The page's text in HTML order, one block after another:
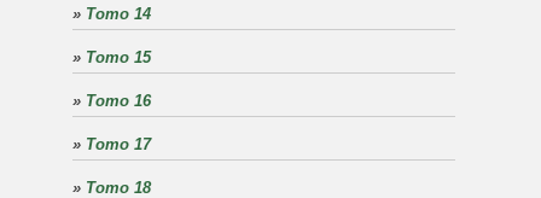
» Tomo 14
» Tomo 15
» Tomo 16
» Tomo 17
» Tomo 18